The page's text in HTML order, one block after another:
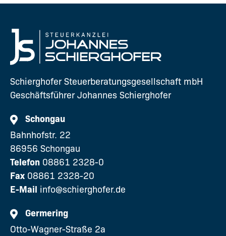
Schierghofer Steuerberatungsgesellschaft mbH
Geschäftsführer Johannes Schierghofer
Schongau
Bahnhofstr. 22
86956 Schongau
Telefon 08861 2328-0
Fax 08861 2328-20
E-Mail info@schierghofer.de
Germering
Otto-Wagner-Straße 2a